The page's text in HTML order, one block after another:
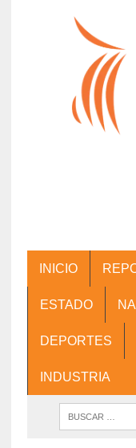
INICIO
ESTADO
DEPORTES
INDUSTRIA